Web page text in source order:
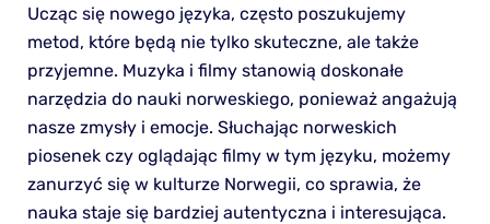
Ucząc się nowego języka, często poszukujemy
metod, które będą nie tylko skuteczne, ale także
przyjemne. Muzyka i filmy stanowią doskonałe
narzędzia do nauki norweskiego, ponieważ angażują
nasze zmysły i emocje. Słuchając norweskich
piosenek czy oglądając filmy w tym języku, możemy
zanurzyć się w kulturze Norwegii, co sprawia, że
nauka staje się bardziej autentyczna i interesująca.